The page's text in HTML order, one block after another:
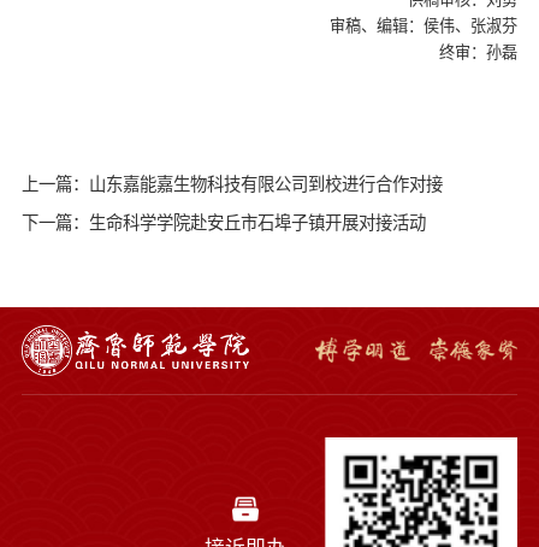
审稿、编辑：侯伟、张淑芬
终审：孙磊
上一篇：山东嘉能嘉生物科技有限公司到校进行合作对接
下一篇：生命科学学院赴安丘市石埠子镇开展对接活动